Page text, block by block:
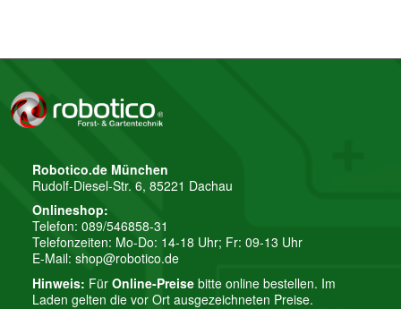
Robotico.de München
Rudolf-Diesel-Str. 6, 85221 Dachau
Onlineshop:
Telefon: 089/546858-31
Telefonzeiten: Mo-Do: 14-18 Uhr; Fr: 09-13 Uhr
E-Mail: shop@robotico.de
Hinweis: Für Online-Preise bitte online bestellen. Im
Laden gelten die vor Ort ausgezeichneten Preise.